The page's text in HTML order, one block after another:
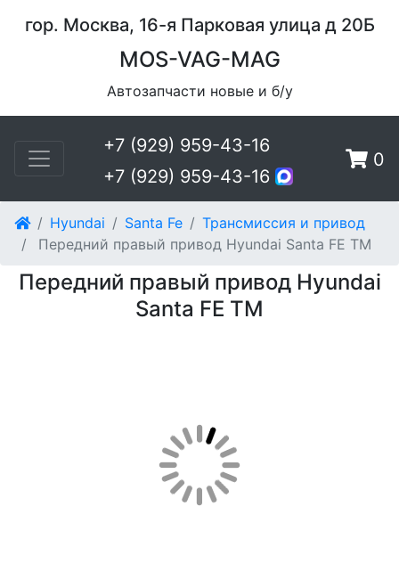
гор. Москва, 16-я Парковая улица д 20Б
MOS-VAG-MAG
Автозапчасти новые и б/у
+7 (929) 959-43-16
+7 (929) 959-43-16
0
Hyundai Santa Fe
Трансмиссия и привод
Передний правый привод Hyundai Santa FE TM
Передний правый привод Hyundai
Santa FE TM